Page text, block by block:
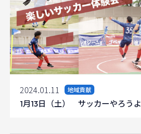
2024.01.11 地域貢献
1月13日（土） サッカーやろうよ